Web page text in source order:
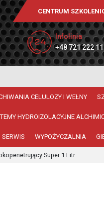
CENTRUM
Infolinia
+48 721 222
CELULOZY I WEŁNY
HYDROIZOLACYJNE
SERWIS WYPOŻYCZALNIA
Super 1 Litr